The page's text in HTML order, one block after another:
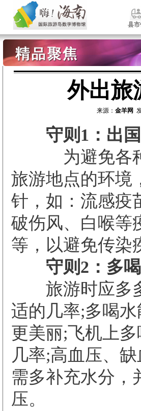
县
外出旅
来源： 金羊网
守则1：出国
为避免各种
旅游地点的环境
针，如：流感疫
破伤风、白喉等
等，以避免传染
守则2：多
旅游时应多多
适的几率;多喝
更美丽;飞机上
几率;高血压、
需多补充水分，
压。